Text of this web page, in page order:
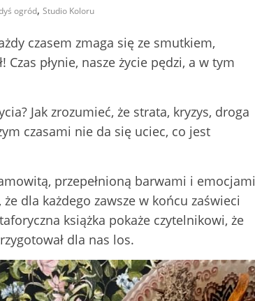
ogród, Studio Koloru
czasem zmaga się ze smutkiem,
płynie, nasze życie pędzi, a w tym
Jak zrozumieć, że strata, kryzys, droga
czasami nie da się uciec, co jest
przepełnioną barwami i emocjami
dla każdego zawsze w końcu zaświeci
książka pokaże czytelnikowi, że
dla nas los.